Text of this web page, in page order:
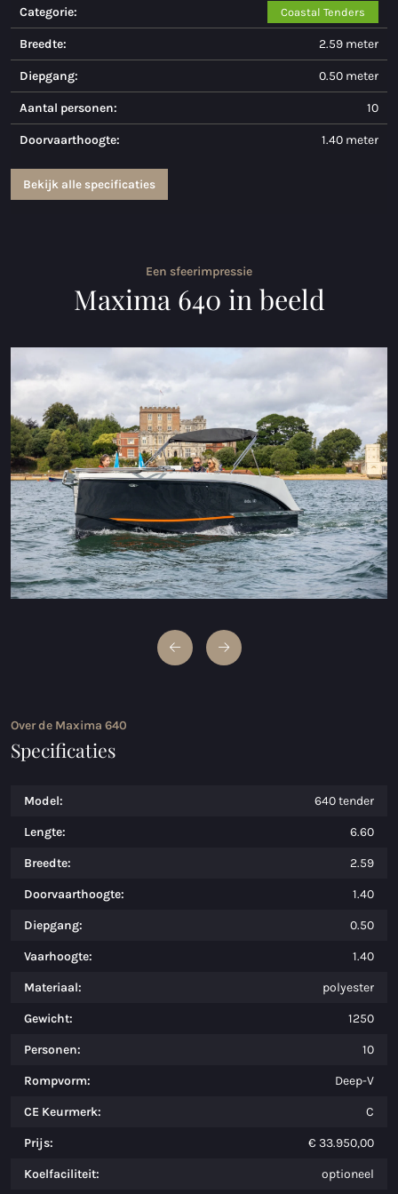
Maxima 730
Maxima 730I
Maxima 820 retro
Maxima 920 cabin
Maxima 650 Flying Lounge
Elektrische sloepen
Maxima 550 Elektrisch
Maxima 600 Elektrisch
Maxima 620 MC Elektrisch
Maxima 630 Elektrisch
Maxima 720 retro Elektrisch
Maxima 820 retro Elektrisch
Maxima 750 Flying Lounge Electrisch
Categorie: Coastal Tenders
Breedte: 2.59 meter
Diepgang: 0.50 meter
Aantal personen: 10
Doorvaarthoogte: 1.40 meter
Bekijk alle specificaties
Een sfeerimpressie
Maxima 640 in beeld
Over de Maxima 640
Specificaties
Model: 640 tender
Lengte: 6.60
Breedte: 2.59
Doorvaarthoogte: 1.40
Diepgang: 0.50
Vaarhoogte: 1.40
Materiaal: polyester
Gewicht: 1250
Personen: 10
Rompvorm: Deep-V
CE Keurmerk: C
Prijs: € 33.950,00
Koelfaciliteit: optioneel